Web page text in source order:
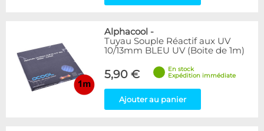
Alphacool -
Tuyau Souple Réactif aux UV
10/13mm BLEU UV (Boite de 1m)
5,90 €
En stock
Expédition immédiate
Ajouter au panier